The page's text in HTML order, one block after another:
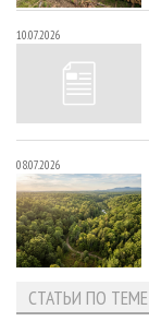
10.07.2026
08.07.2026
СТАТЬИ ПО ТЕМЕ